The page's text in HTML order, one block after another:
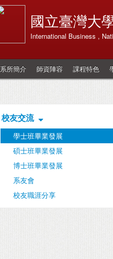
國立臺灣大
International Business ,
系所簡介 師資陣容 課程特色
校友交流
學士班畢業發展
碩士班畢業發展
博士班畢業發展
系友會
校友職涯分享